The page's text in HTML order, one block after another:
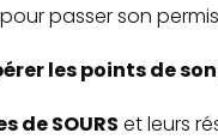
pour passer son
les points de
de SOURS et leurs